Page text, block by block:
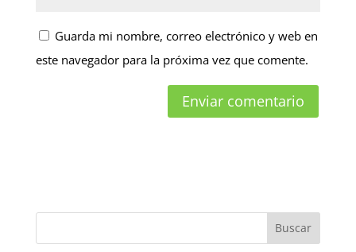
Guarda mi nombre, correo electrónico y web en
este navegador para la próxima vez que comente.
Buscar